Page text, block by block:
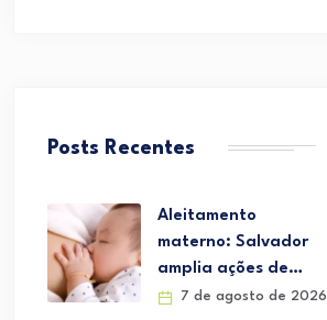
Posts Recentes
Aleitamento
materno: Salvador
amplia ações de…
7 de agosto de 2026